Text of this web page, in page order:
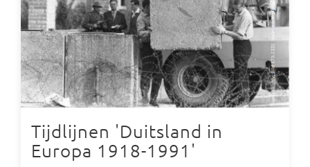
Tijdlijnen 'Duitsland in
Europa 1918-1991'